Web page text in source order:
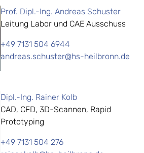
Prof. Dipl.-Ing. Andreas Schuster
Leitung Labor und CAE Ausschuss
+49 7131 504 6944
andreas.schuster@hs-heilbronn.de
Dipl.-Ing. Rainer Kolb
CAD, CFD, 3D-Scannen, Rapid
Prototyping
+49 7131 504 276